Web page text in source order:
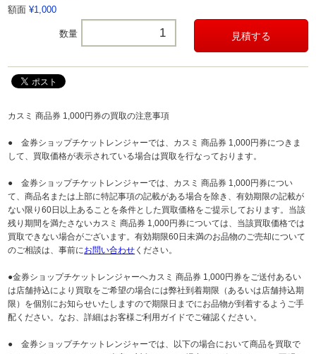
額面 ¥1,000
数量
カスミ 商品券 1,000円券の買取の注意事項
● 金券ショップチケットレンジャーでは、カスミ 商品券 1,000円券につきま
して、買取価格が表示されている場合は買取を行なっております。
● 金券ショップチケットレンジャーでは、カスミ 商品券 1,000円券につい
て、商品名または上部に特記事項の記載がある場合を除き、有効期限の記載が
ない限り60日以上あることを条件とした買取価格をご提示しております。当該
残り期間を満たさないカスミ 商品券 1,000円券については、当該買取価格では
買取できない場合がございます。有効期限60日未満のお品物のご売却について
のご相談は、事前にお問い合わせ ください。
●金券ショップチケットレンジャーへカスミ 商品券 1,000円券をご送付あるい
は店舗持込により買取をご希望の場合には弊社到着期限（あるいは店舗持込期
限）を個別にお知らせいたしますので期限日までにお品物が到着するようご手
配ください。なお、詳細はお客様ご利用ガイドでご確認ください。
● 金券ショップチケットレンジャーでは、以下の場合において商品を買取で